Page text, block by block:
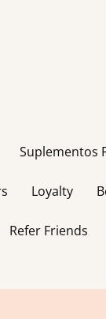
Suplementos
Loyalty
Refer Friends